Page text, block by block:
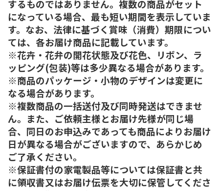
するものではありません。複数の商品がセット
になっている場合、最も短い期間を表示していま
す。なお、法律に基づく賞味（消費）期限につい
ては、各お届け商品に記載しています。
※花卉・花弁の開花状態及び花色、リボン、ラ
ッピング(包装)等は多少異なる場合があります。
※商品のパッケージ・小物のデザインは変更に
なる場合があります。
※複数商品の一括送付及び同時発送はできませ
ん。また、ご依頼主様とお届け先様が同じ場
合、同日のお申込みであっても商品によりお届け
日が異なる場合がございますので、あらかじめ
ご了承ください。
※保証書付の家電製品等については保証書と共
に領収書又はお届け伝票を大切に保管してくださ